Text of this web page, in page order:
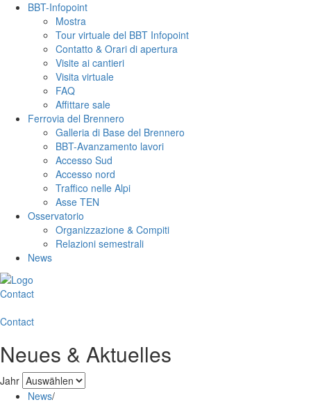
BBT-Infopoint
Mostra
Tour virtuale del BBT Infopoint
Contatto & Orari di apertura
Visite ai cantieri
Visita virtuale
FAQ
Affittare sale
Ferrovia del Brennero
Galleria di Base del Brennero
BBT-Avanzamento lavori
Accesso Sud
Accesso nord
Traffico nelle Alpi
Asse TEN
Osservatorio
Organizzazione & Compiti
Relazioni semestrali
News
Contact
Contact
Neues & Aktuelles
Jahr
News/